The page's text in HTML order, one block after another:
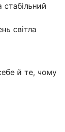
світла
й те, чому